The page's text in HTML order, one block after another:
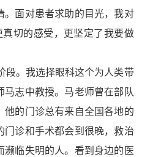
。面对患者求助的目光，我对
真切的感受，更坚定了我要做
段。我选择眼科这个为人类带
志中教授。马老师曾在部队
他的门诊总有来自全国各地的
门诊和手术都会到很晚，救治
濒临失明的人。看到身边的医